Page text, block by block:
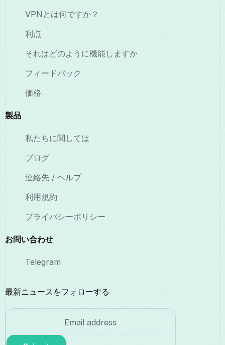
VPNとは何ですか？
利点
それはどのように機能しますか
フィードバック
価格
製品
私たちに関しては
ブログ
連絡先 / ヘルプ
利用規約
プライバシーポリシー
お問い合わせ
Telegram
最新ニュースをフォローする